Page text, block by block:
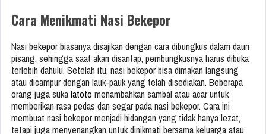
Cara Menikmati Nasi Bekepor
Nasi bekepor biasanya disajikan dengan cara dibungkus dalam daun
pisang, sehingga saat akan disantap, pembungkusnya harus dibuka
terlebih dahulu. Setelah itu, nasi bekepor bisa dimakan langsung
atau dicampur dengan lauk-pauk yang telah disediakan. Beberapa
orang juga sukalatoto menambahkan sambal atau acar untuk
memberikan rasa pedas dan segar pada nasi bekepor. Cara ini
membuat nasi bekepor menjadi hidangan yang tidak hanya lezat,
tetapi juga menyenangkan untuk dinikmati bersama keluarga atau